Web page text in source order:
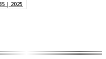
| 2025